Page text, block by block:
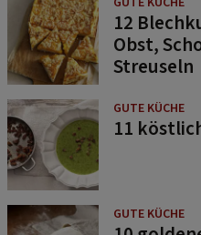
12
Obst,
Streuseln
GUTE KÜCHE
11
GUTE KÜCHE